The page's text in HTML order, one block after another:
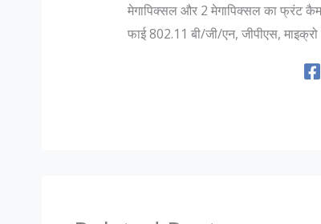
मेगापिक्सल और 2 मेगापिक्सल का फ्रंट
फाई 802.11 बी/जी/एन, जीपीएस,